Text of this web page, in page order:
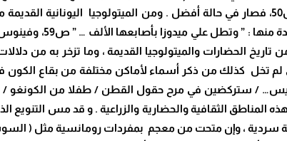
مكبل بالفقر / أرهقه الجوع والقر والعطش … ” ص50، فصار في حالة أفضل . ومن
بقدرتها على تحويل
من تاريخ الحضارات والميتولوجيا القديمة ، وما تزخر به
لم تخل كذلك من ذكر أسماء لأماكن مختلفة من بقاع الكون
/ ستركضين في مرح حقول القطن / طفلا من الكونغو /
المناطق الثقافية والحضارية والزراعية . و قد مس
سردية ، وإن متحت من معجم بمفردات رومانسية مثل (